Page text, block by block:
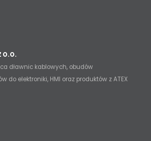
O.O.
dławnic kablowych, obudów
do elektroniki, HMI oraz produktów z ATEX